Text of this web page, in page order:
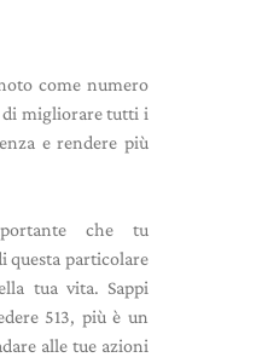
come numero
di migliorare tutti i
e rendere più
che tu
questa particolare
tua vita. Sappi
513, più è un
alle tue azioni